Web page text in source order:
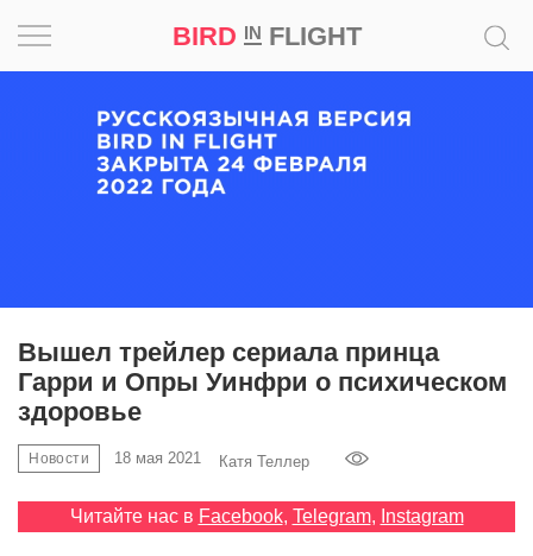
BIRD INFLIGHT
Вышел трейлер сериала принца
Гарри и Опры Уинфри о психическом
здоровье
Новости 18 мая 2021 Катя Теллер
Читайте нас в Facebook, Telegram, Instagram